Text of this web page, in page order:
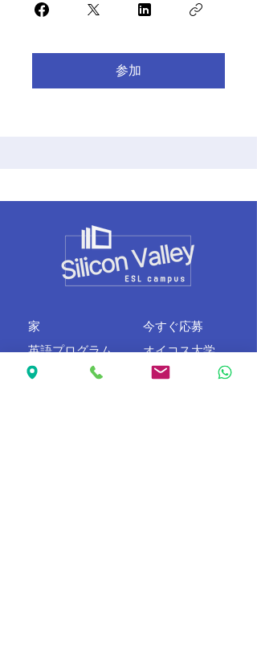
参加
家
英語プログラム
授業料と諸費用
今すぐ応募
オイコス大学